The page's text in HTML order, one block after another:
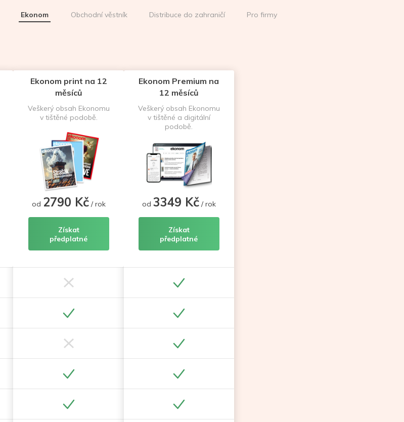
Ekonom Obchodní věstník Distribuce do zahraničí Pro firmy
Ekonom print na 12
měsíců
Veškerý obsah Ekonomu
v tištěné podobě.
od 2790 Kč/ rok
Získat
předplatné
Ekonom Premium na
12 měsíců
Veškerý obsah Ekonomu
v tištěné a digitální
podobě.
od 3349 Kč/ rok
Získat
předplatné